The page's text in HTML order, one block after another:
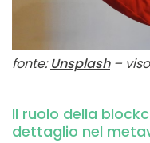
fonte:Unsplash–
Il ruolo della
dettaglio nel